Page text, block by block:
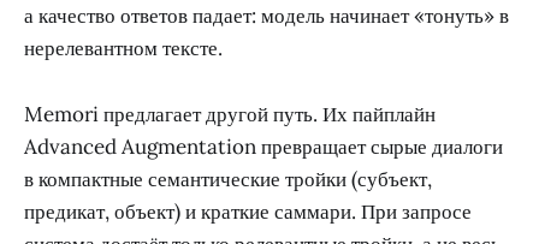
а качество ответов падает: модель начинает «тонуть» в
нерелевантном тексте.
Memori предлагает другой путь. Их пайплайн
Advanced Augmentation превращает сырые диалоги
в компактные семантические тройки (субъект,
предикат, объект) и краткие саммари. При запросе